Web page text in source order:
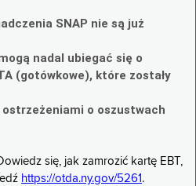
SNAP nie są już
nadal ubiegać się o
(gotówkowe), które zostały
o oszustwach
się, jak zamrozić kartę EBT,
https://otda.ny.gov/5261 .